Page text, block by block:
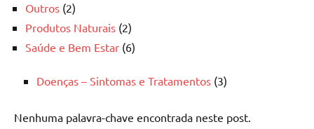
Outros (2)
Produtos Naturais (2)
Saúde e Bem Estar (6)
Doenças – Sintomas e Tratamentos (3)
Nenhuma palavra-chave encontrada neste post.